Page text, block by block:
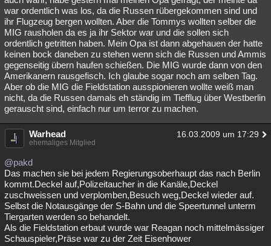
war ordentlich was los, da die Russen rübergekommen sind und
ihr Flugzeug bergen wollten. Aber die Tommys wollten selber die
MIG rausholen da es ja ihr Sektor war und die sollen sich
ordentlich getritten haben. Mein Opa ist dann abgehauen der hatte
keinen bock daneben zu stehen wenn sich die Russen und Ammis
gegenseitig übern haufen schießen. Die MIG wurde dann von den
Amerikanern rausgefisch. Ich glaube sogar noch am selben Tag.
Aber ob die MIG die Fieldstation ausspionieren wollte weiß man
nicht, da die Russen damals eh ständig im Tiefflug über Westberlin
gerauscht sind, einfach nur um terror zu machen.
Warhead 16.03.2009 um 17:29
ehemaliges Mitglied
@pakd
Das machen sie bei jedem Regierungsoberhaupt das nach Berlin
kommt.Deckel auf,Polizeitaucher in die Kanäle,Deckel
zuschweissen und verplomben,Besuch weg,Deckel wieder auf.
Selbst die Notausgänge der S-Bahn und die Speertunnel unterm
Tiergarten werden so behandelt.
Als die Fieldstation erbaut wurde war Reagan noch mittelmässiger
Schauspieler,Präse war zu der Zeit Eisenhower